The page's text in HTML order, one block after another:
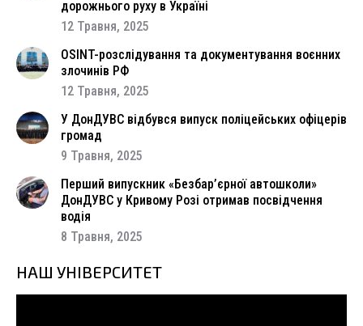
дорожнього руху в Україні
12 Травня, 2025
OSINT-розслідування та документування воєнних
злочинів РФ
12 Травня, 2025
У ДонДУВС відбувся випуск поліцейських офіцерів
громад
9 Травня, 2025
Перший випускник «Безбар’єрної автошколи»
ДонДУВС у Кривому Розі отримав посвідчення
водія
8 Травня, 2025
НАШ УНІВЕРСИТЕТ